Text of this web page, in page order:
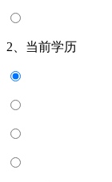
2、当前学历